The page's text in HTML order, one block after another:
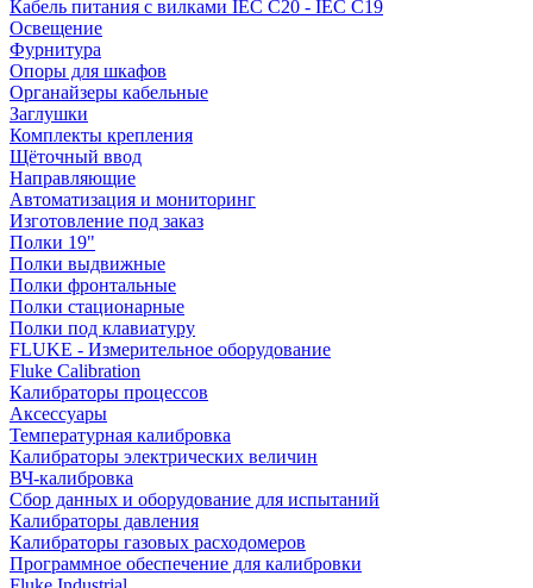
Кабель питания с вилками IEC C20 - IEC C19
Освещение
Фурнитура
Опоры для шкафов
Органайзеры кабельные
Заглушки
Комплекты крепления
Щёточный ввод
Направляющие
Автоматизация и мониторинг
Изготовление под заказ
Полки 19"
Полки выдвижные
Полки фронтальные
Полки стационарные
Полки под клавиатуру
FLUKE - Измерительное оборудование
Fluke Calibration
Калибраторы процессов
Аксессуары
Температурная калибровка
Калибраторы электрических величин
ВЧ-калибровка
Сбор данных и оборудование для испытаний
Калибраторы давления
Калибраторы газовых расходомеров
Программное обеспечение для калибровки